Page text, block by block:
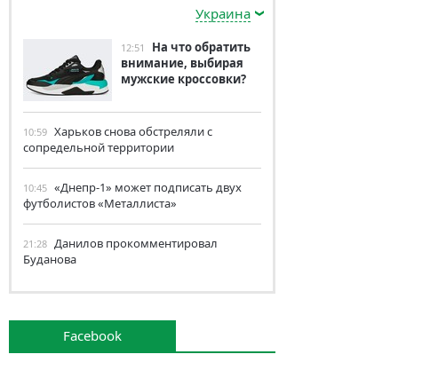
Украина
12:51
На что обратить
внимание, выбирая
мужские кроссовки?
10:59 Харьков снова обстреляли с
сопредельной территории
10:45 «Днепр-1» может подписать двух
футболистов «Металлиста»
21:28 Данилов прокомментировал
Буданова
Facebook